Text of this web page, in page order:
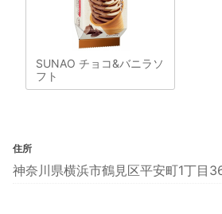
SUNAO チョコ&バニラソ
フト
住所
神奈川県横浜市鶴見区平安町1丁目